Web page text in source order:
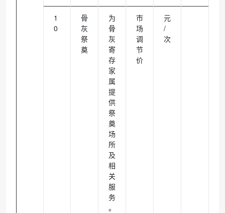
1
0
骨
灰
祭
奠
为
骨
灰
寄
存
家
属
提
供
祭
奠
场
所
及
相
关
服
务
。
市
场
调
节
价
元
/
次